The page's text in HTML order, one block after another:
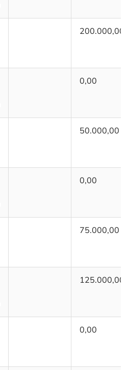
200.000,00
0,00
50.000,00
0,00
75.000,00
125.000,00
0,00